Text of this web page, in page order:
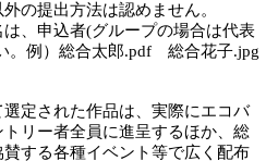
の提出方法は認めません。
は、申込者(グループの場合は代表
。例）総合太郎.pdf 総合花子.jpg
選定された作品は、実際にエコバ
リー者全員に進呈するほか、総
する各種イベント等で広く配布